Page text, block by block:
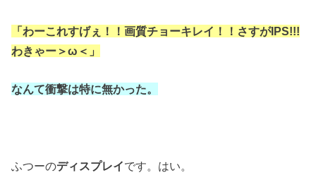
「わーこれすげぇ！！画質チョーキレイ！！ さすがIPS!!!
わきゃー＞ω＜」
なんて衝撃は特に無かった。
ふつーのディスプレイです。はい。